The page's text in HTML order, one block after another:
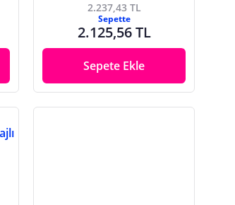
2.237,43 TL
Sepette
2.125,56 TL
Sepete Ekle